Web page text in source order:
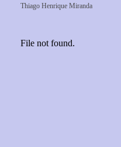
Thiago Henrique Miranda